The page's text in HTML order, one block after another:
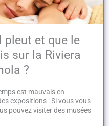
pleut et que le
sur la Riviera
?
est mauvais en
expositions : Si vous vous
pouvez visiter des musées